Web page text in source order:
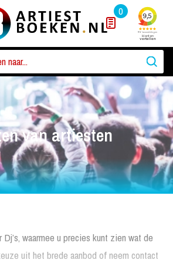
0
van artiesten
waarmee u precies kunt zien wat de
uit het brede aanbod of neem contact